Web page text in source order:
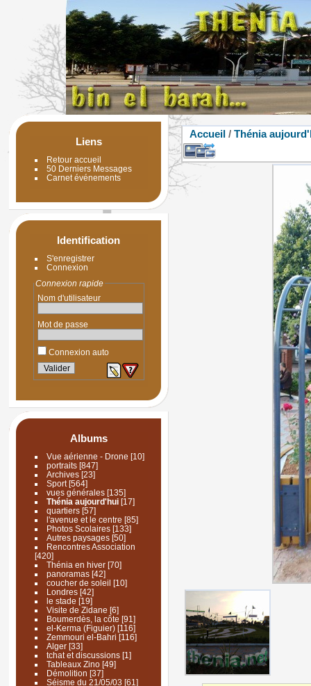
Liens
Retour accueil
50 Derniers Messages
Carnet événements
Identification
S'enregistrer
Connexion
Connexion rapide
Nom d'utilisateur
Mot de passe
Connexion auto
Albums
Vue aérienne - Drone [10]
portraits[847]
Archives [23]
Sport[564]
vues générales[135]
Thénia aujourd'hui[17]
quartiers[57]
l'avenue et le centre [85]
Photos Scolaires[133]
Autres paysages[50]
Rencontres Association
[420]
Thénia en hiver[70]
panoramas[42]
coucher de soleil [10]
Londres[42]
le stade [19]
Visite de Zidane [6]
Boumerdès, la côte [91]
el-Kerma (Figuier)[116]
Zemmouri el-Bahri [116]
Alger[33]
tchat et discussions[1]
Tableaux Zino[49]
Démolition [37]
Séisme du 21/05/03 [61]
Accueil / Thénia